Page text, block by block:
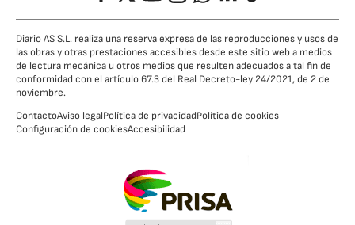
Diario AS S.L. realiza una reserva expresa de las reproducciones y usos de
las obras y otras prestaciones accesibles desde este sitio web a medios
de lectura mecánica u otros medios que resulten adecuados a tal fin de
conformidad con el artículo 67.3 del Real Decreto-ley 24/2021, de 2 de
noviembre.
ContactoAviso legalPolítica de privacidadPolítica de cookies
Configuración de cookiesAccesibilidad